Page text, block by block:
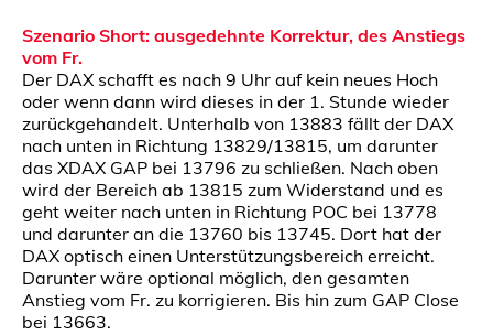
Szenario Short: ausgedehnte Korrektur, des Anstiegs
vom Fr.
Der DAX schafft es nach 9 Uhr auf kein neues Hoch
oder wenn dann wird dieses in der 1. Stunde wieder
zurückgehandelt. Unterhalb von 13883 fällt der DAX
nach unten in Richtung 13829/13815, um darunter
das XDAX GAP bei 13796 zu schließen. Nach oben
wird der Bereich ab 13815 zum Widerstand und es
geht weiter nach unten in Richtung POC bei 13778
und darunter an die 13760 bis 13745. Dort hat der
DAX optisch einen Unterstützungsbereich erreicht.
Darunter wäre optional möglich, den gesamten
Anstieg vom Fr. zu korrigieren. Bis hin zum GAP Close
bei 13663.